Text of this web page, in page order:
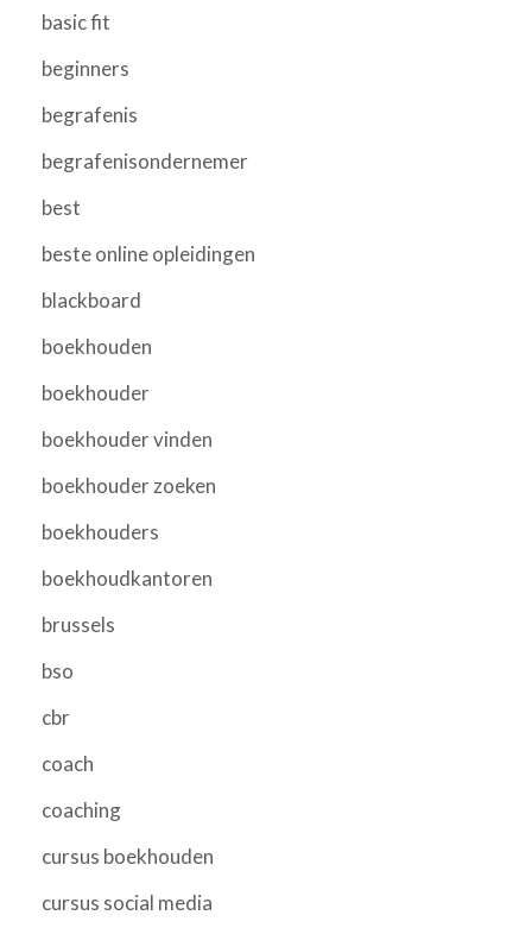
basic fit
beginners
begrafenis
begrafenisondernemer
best
beste online opleidingen
blackboard
boekhouden
boekhouder
boekhouder vinden
boekhouder zoeken
boekhouders
boekhoudkantoren
brussels
bso
cbr
coach
coaching
cursus boekhouden
cursus social media